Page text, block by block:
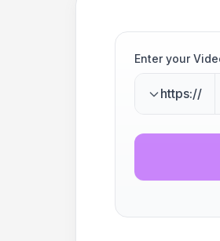
Enter your
https://